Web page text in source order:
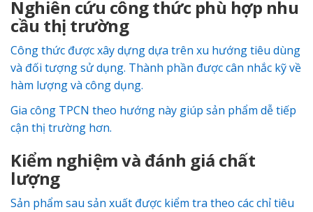
Nghiên cứu công thức phù hợp nhu
cầu thị trường
Công thức được xây dựng dựa trên xu hướng tiêu dùng
và đối tượng sử dụng. Thành phần được cân nhắc kỹ về
hàm lượng và công dụng.
Gia công TPCN theo hướng này giúp sản phẩm dễ tiếp
cận thị trường hơn.
Kiểm nghiệm và đánh giá chất
lượng
Sản phẩm sau sản xuất được kiểm tra theo các chỉ tiêu